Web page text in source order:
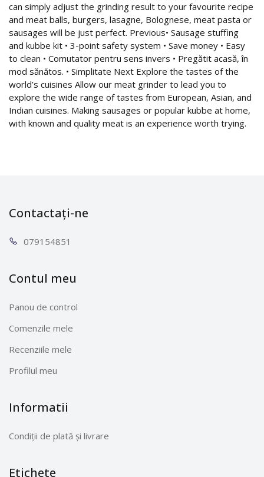
can simply adjust the grinding result to your favourite recipe
and meat balls, burgers, lasagne, Bolognese, meat pasta or
sausages will be just perfect. Previous• Sausage stuffing
and kubbe kit • 3-point safety system • Save money • Easy
to clean • Comutator pentru sens invers • Pregătit acasă, în
mod sănătos. • Simplitate Next Explore the tastes of the
world’s cuisines Allow our meat grinder to lead you to
explore the wide range of tastes from European, Asian, and
Indian cuisines. Making sausages or popular kubbe at home,
with known and quality meat is an experience worth trying.
Contactați-ne
0791 54851
Contul meu
Panou de control
Comenzile mele
Recenziile mele
Profilul meu
Informatii
Condiții de plată și livrare
Etichete